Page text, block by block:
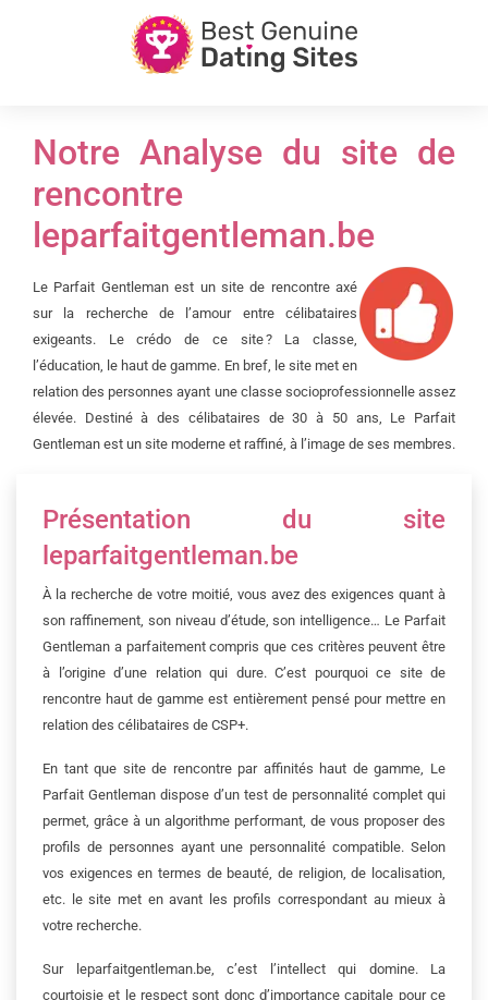
Notre Analyse du site de
rencontre
leparfaitgentleman.be
Le Parfait Gentleman est un site de rencontre axé
sur la recherche de l’amour entre célibataires
exigeants. Le crédo de ce site ? La classe,
l’éducation, le haut de gamme. En bref, le site met en
relation des personnes ayant une classe socioprofessionnelle assez
élevée. Destiné à des célibataires de 30 à 50 ans, Le Parfait
Gentleman est un site moderne et raffiné, à l’image de ses membres.
Présentation du site
leparfaitgentleman.be
À la recherche de votre moitié, vous avez des exigences quant à
son raffinement, son niveau d’étude, son intelligence… Le Parfait
Gentleman a parfaitement compris que ces critères peuvent être
à l’origine d’une relation qui dure. C’est pourquoi ce site de
rencontre haut de gamme est entièrement pensé pour mettre en
relation des célibataires de CSP+.
En tant que site de rencontre par affinités haut de gamme, Le
Parfait Gentleman dispose d’un test de personnalité complet qui
permet, grâce à un algorithme performant, de vous proposer des
profils de personnes ayant une personnalité compatible. Selon
vos exigences en termes de beauté, de religion, de localisation,
etc. le site met en avant les profils correspondant au mieux à
votre recherche.
Sur leparfaitgentleman.be, c’est l’intellect qui domine. La
courtoisie et le respect sont donc d’importance capitale pour ce